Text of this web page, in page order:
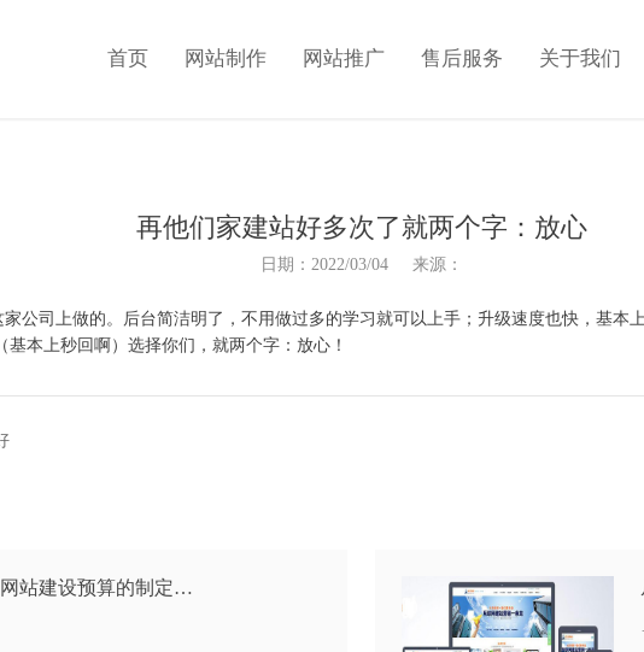
首页 网站制作 网站推广 售后服务 关于我们
再他们家建站好多次了就两个字：放心
日期：2022/03/04 来源：
司上做的。后台简洁明了，不用做过多的学习就可以上手；升级速度也快，基本
本上秒回啊）选择你们，就两个字：放心！
网站建设预算的制定…